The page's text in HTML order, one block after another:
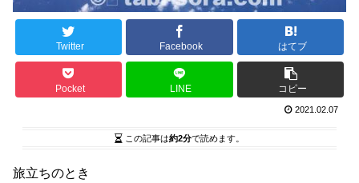
Twitter Facebook はてブ
Pocket LINE コピー
2021.02.07
この記事は約2分で読めます。
旅立ちのとき